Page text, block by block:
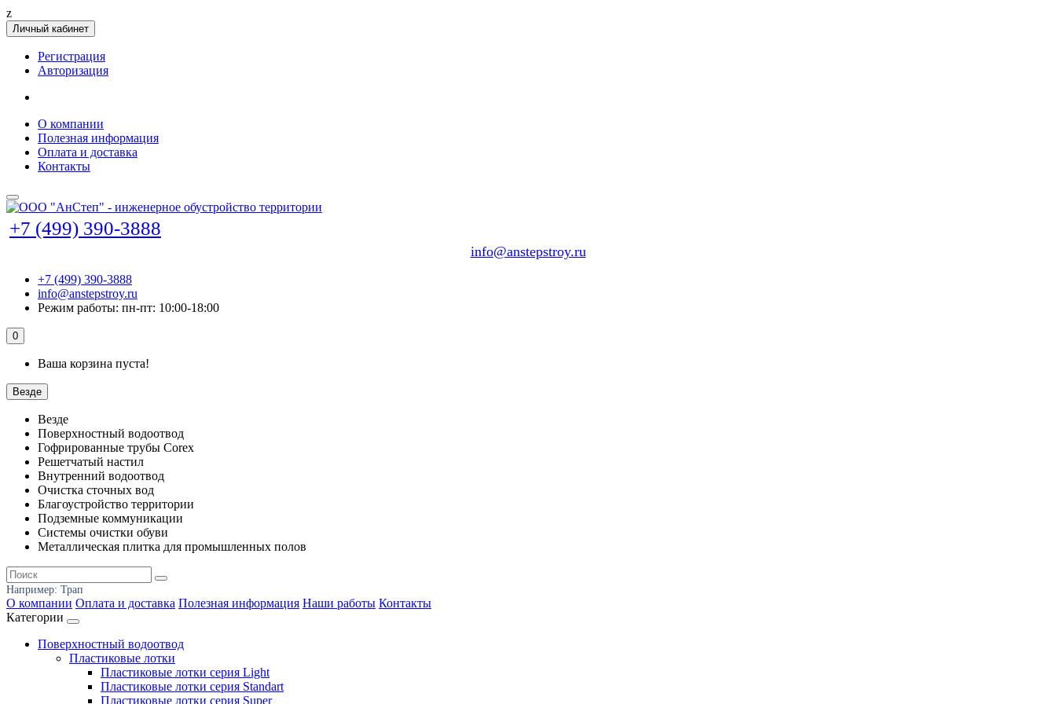
z
Личный кабинет
Регистрация
Авторизация
О компании
Полезная информация
Оплата и доставка
Контакты
+7 (499) 390-3888
info@anstepstroy.ru
+7 (499) 390-3888
info@anstepstroy.ru
Режим работы: пн-пт: 10:00-18:00
0
Ваша корзина пуста!
Везде
Везде
Поверхностный водоотвод
Гофрированные трубы Corex
Решетчатый настил
Внутренний водоотвод
Очистка сточных вод
Благоустройство территории
Подземные коммуникации
Системы очистки обуви
Металлическая плитка для промышленных полов
Например: Трап
О компании Оплата и доставка Полезная информация Наши работы Контакты
Категории
Поверхностный водоотвод
Пластиковые лотки
Пластиковые лотки серия Light
Пластиковые лотки серия Standart
Пластиковые лотки серия Super